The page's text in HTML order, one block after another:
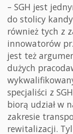
– SGH jest
do stolicy
również tych z
innowatorów
jest też
dużych
specjaliści z
biorą udział w
zakresie
rewitalizacji.